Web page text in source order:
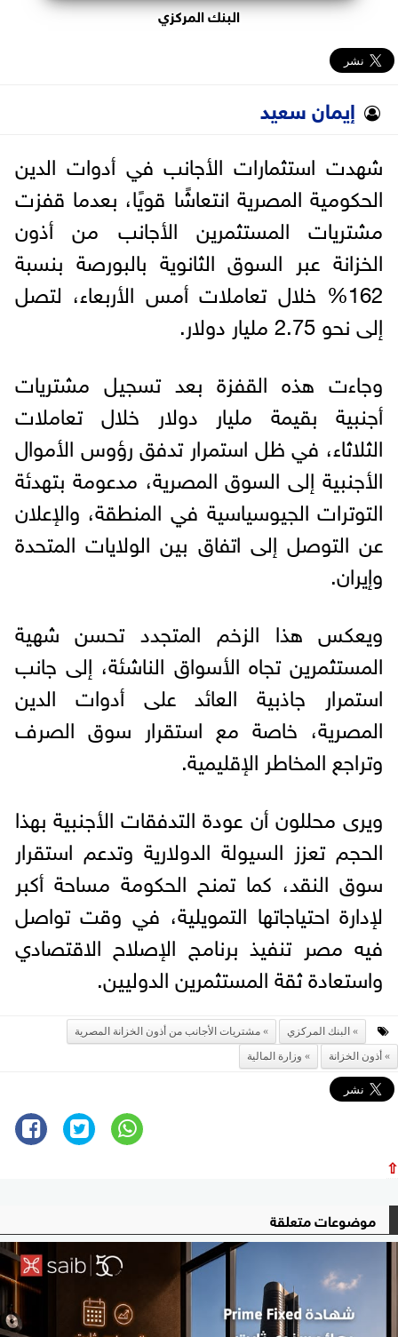
البنك المركزي
إيمان سعيد
شهدت استثمارات الأجانب في أدوات الدين
الحكومية المصرية انتعاشًا قويًا، بعدما قفزت
مشتريات المستثمرين الأجانب من أذون
الخزانة عبر السوق الثانوية بالبورصة بنسبة
162% خلال تعاملات أمس الأربعاء، لتصل
إلى نحو 2.75 مليار دولار.
وجاءت هذه القفزة بعد تسجيل مشتريات
أجنبية بقيمة مليار دولار خلال تعاملات
الثلاثاء، في ظل استمرار تدفق رؤوس الأموال
الأجنبية إلى السوق المصرية، مدعومة بتهدئة
التوترات الجيوسياسية في المنطقة، والإعلان
عن التوصل إلى اتفاق بين الولايات المتحدة
وإيران.
ويعكس هذا الزخم المتجدد تحسن شهية
المستثمرين تجاه الأسواق الناشئة، إلى جانب
استمرار جاذبية العائد على أدوات الدين
المصرية، خاصة مع استقرار سوق الصرف
وتراجع المخاطر الإقليمية.
ويرى محللون أن عودة التدفقات الأجنبية بهذا
الحجم تعزز السيولة الدولارية وتدعم استقرار
سوق النقد، كما تمنح الحكومة مساحة أكبر
لإدارة احتياجاتها التمويلية، في وقت تواصل
فيه مصر تنفيذ برنامج الإصلاح الاقتصادي
واستعادة ثقة المستثمرين الدوليين.
البنك المركزي
مشتريات الأجانب من أذون الخزانة المصرية
أذون الخزانة
وزارة المالية
⇧
موضوعات متعلقة